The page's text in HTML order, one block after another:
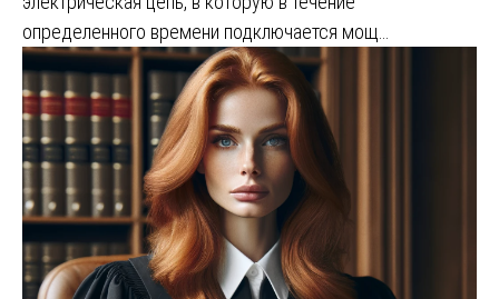
определенного времени подключается мощ…